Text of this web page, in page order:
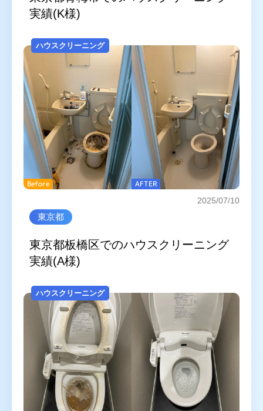
実績(K様)
ハウスクリーニング
Before AFTER
東京都
2025/07/10
東京都板橋区でのハウスクリーニング
実績(A様)
ハウスクリーニング